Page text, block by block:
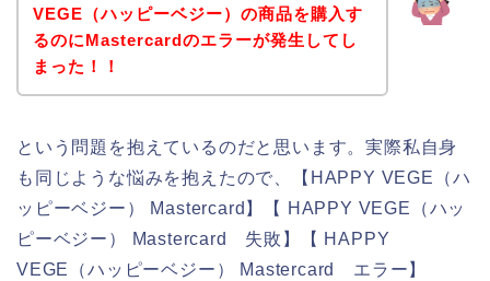
VEGE（ハッピーベジー）の商品を購入す
るのにMastercardのエラーが発生してし
まった！！
という問題を抱えているのだと思います。実際私自身
も同じような悩みを抱えたので、【HAPPY VEGE（ハ
ッピーベジー） Mastercard】【 HAPPY VEGE（ハッ
ピーベジー） Mastercard 失敗】【 HAPPY
VEGE（ハッピーベジー） Mastercard エラー】